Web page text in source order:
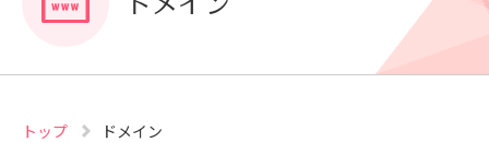
63030・CVE-2026-60137）
トップ ドメイン